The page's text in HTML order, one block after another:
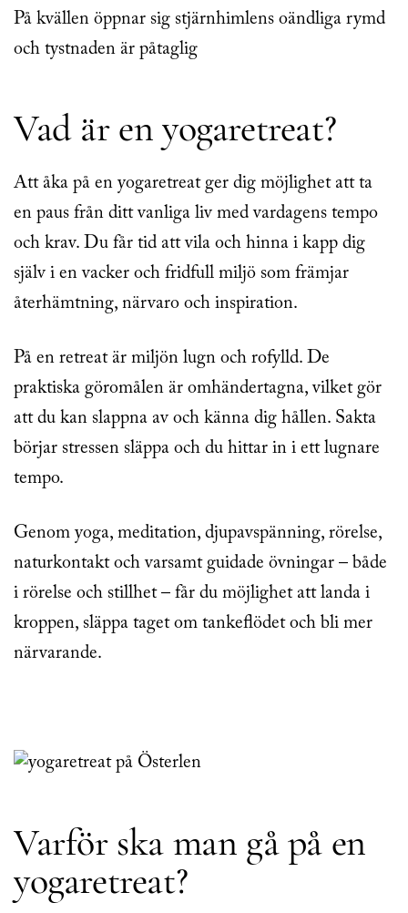
På kvällen öppnar sig stjärnhimlens oändliga rymd
och tystnaden är påtaglig
Vad är en yogaretreat?
Att åka på en yogaretreat ger dig möjlighet att ta
en paus från ditt vanliga liv med vardagens tempo
och krav. Du får tid att vila och hinna i kapp dig
själv i en vacker och fridfull miljö som främjar
återhämtning, närvaro och inspiration.
På en retreat är miljön lugn och rofylld. De
praktiska göromålen är omhändertagna, vilket gör
att du kan slappna av och känna dig hållen. Sakta
börjar stressen släppa och du hittar in i ett lugnare
tempo.
Genom yoga, meditation, djupavspänning, rörelse,
naturkontakt och varsamt guidade övningar – både
i rörelse och stillhet – får du möjlighet att landa i
kroppen, släppa taget om tankeflödet och bli mer
närvarande.
Varför ska man gå på en
yogaretreat?